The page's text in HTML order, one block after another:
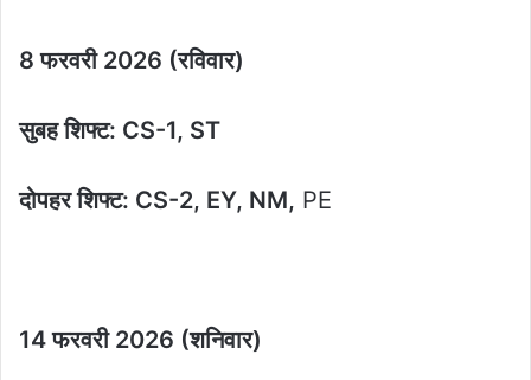
8 फरवरी 2026 (रविवार)
सुबह शिफ्ट: CS-1, ST
दोपहर शिफ्ट: CS-2, EY, NM, PE
14 फरवरी 2026 (शनिवार)